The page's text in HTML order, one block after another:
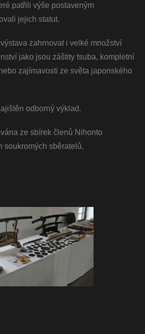
patřili výše postaveným
jejich statut.
zahrnovat i velké množství
jako jsou záštity tsuba, kompletní
zajímavosti ze světa japonského
odborný výklad.
ze sbírek členů Nihonto
soukromých sběratelů.